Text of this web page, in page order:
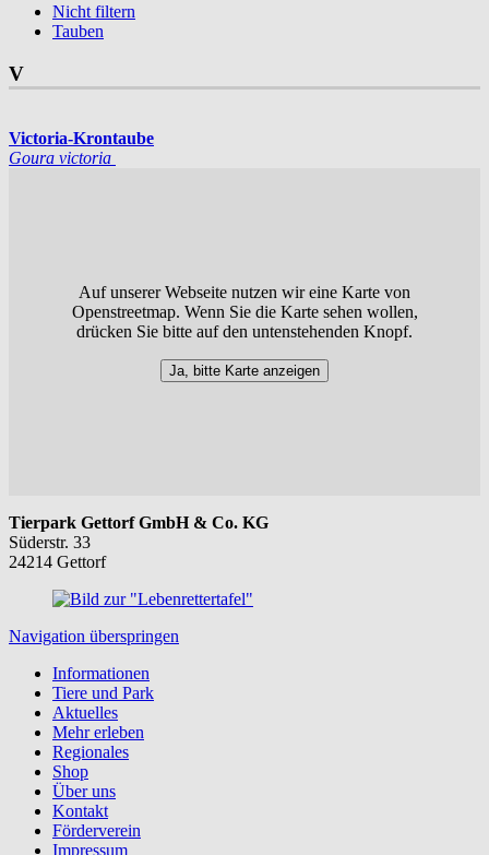
Nicht filtern
Tauben
V
Victoria-Krontaube
Goura victoria
Auf unserer Webseite nutzen wir eine Karte von
Openstreetmap. Wenn Sie die Karte sehen wollen,
drücken Sie bitte auf den untenstehenden Knopf.
Ja, bitte Karte anzeigen
Tierpark Gettorf GmbH & Co. KG
Süderstr. 33
24214 Gettorf
Navigation überspringen
Informationen
Tiere und Park
Aktuelles
Mehr erleben
Regionales
Shop
Über uns
Kontakt
Förderverein
Impressum